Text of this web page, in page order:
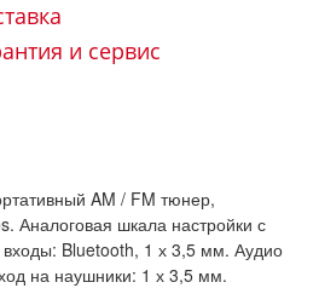
и сервис
AM / FM тюнер,
Аналоговая шкала настройки с
Bluetooth, 1 х 3,5 мм. Аудио
на наушники: 1 х 3,5 мм.